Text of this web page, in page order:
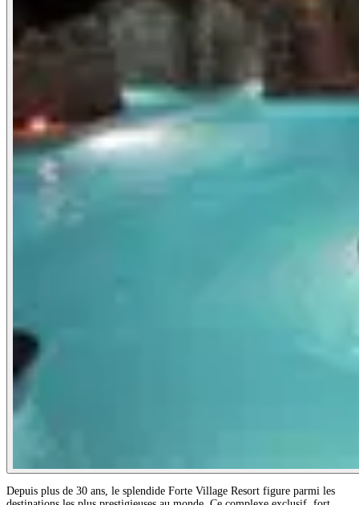
Depuis plus de 30 ans, le splendide Forte Village Resort figure parmi les